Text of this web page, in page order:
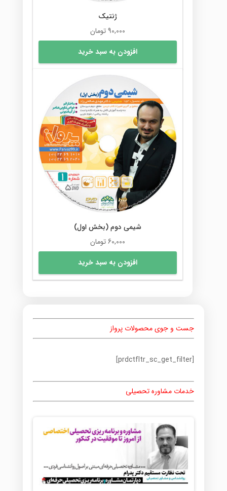
ژنتیک
90,000تومان
افزودن به سبد خرید
شیمی دوم (بخش اول)
60,000تومان
افزودن به سبد خرید
جست و جوی محصولات پرواز
[prdctfltr_sc_get_filter]
خدمات مشاوره تحصیلی